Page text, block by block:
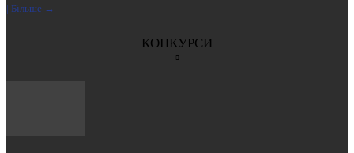
| Більше →
КОНКУРСИ